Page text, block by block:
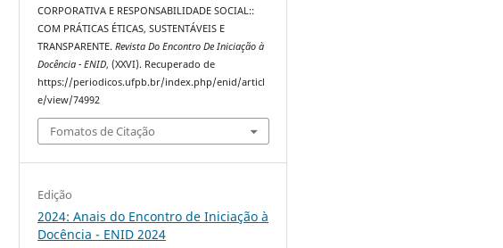
CORPORATIVA E RESPONSABILIDADE SOCIAL::
COM PRÁTICAS ÉTICAS, SUSTENTÁVEIS E
TRANSPARENTE.Revista Do Encontro De Iniciação à
Docência - ENID, (XXVI). Recuperado de
https://periodicos.ufpb.br/index.php/enid/articl
e/view/74992
Fomatos de Citação
Edição
2024: Anais do Encontro de Iniciação à
Docência - ENID 2024